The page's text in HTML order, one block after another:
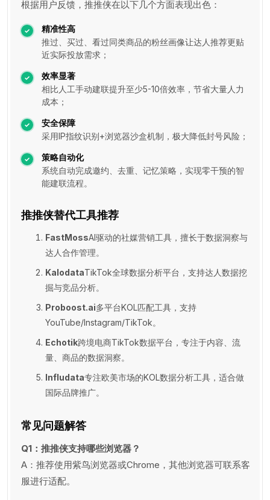
根据用户反馈，推推侠在以下几个方面表现出色：
精准性高
推过、买过、看过同类商品的粉丝画像让达人推荐更贴
近实际投放需求；
效率显著
相比人工手动建联提升至少5-10倍效率，节省大量人力
成本；
安全保障
采用IP指纹识别+浏览器沙盒机制，极大降低封号风险；
策略自动化
系统自动完成邀约、去重、记忆策略，实现零干预的智
能建联流程。
推推侠替代工具推荐
FastMossAI驱动的社媒营销工具，擅长于数据洞察与
达人合作管理。
KalodataTikTok全球数据分析平台，支持达人数据挖
掘与竞品分析。
Proboost.ai多平台KOL匹配工具，支持
YouTube/Instagram/TikTok。
Echotik跨境电商TikTok数据平台，专注于内容、流
量、商品的数据洞察。
Infludata专注欧美市场的KOL数据分析工具，适合做
国际品牌推广。
常见问题解答
Q1：推推侠支持哪些浏览器？
A：推荐使用紫鸟浏览器或Chrome，其他浏览器可联系客
服进行适配。